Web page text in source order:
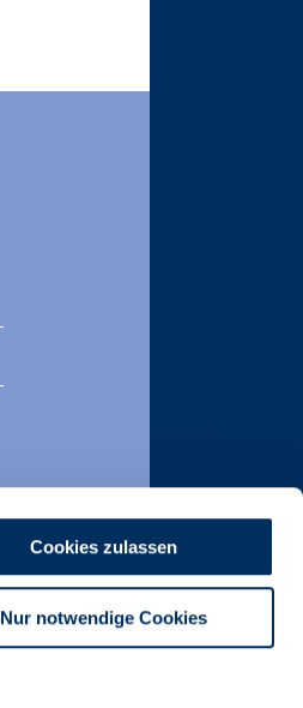
Cookies zulassen
Nur notwendige Cookies